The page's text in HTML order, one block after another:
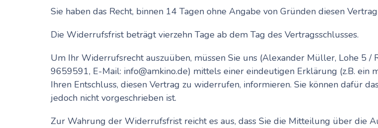
Sie haben das Recht, binnen 14 Tagen ohne Angabe von Gründen diesen
Die Widerrufsfrist beträgt vierzehn Tage ab dem Tag des Vertragsschlusses.
Um Ihr Widerrufsrecht auszuüben, müssen Sie uns (Alexander Müller, Lohe 5
9659591, E-Mail: info@amkino.de) mittels einer eindeutigen Erklärung (z.B.
Ihren Entschluss, diesen Vertrag zu widerrufen, informieren. Sie können dafür
jedoch nicht vorgeschrieben ist.
Zur Wahrung der Widerrufsfrist reicht es aus, dass Sie die Mitteilung über die